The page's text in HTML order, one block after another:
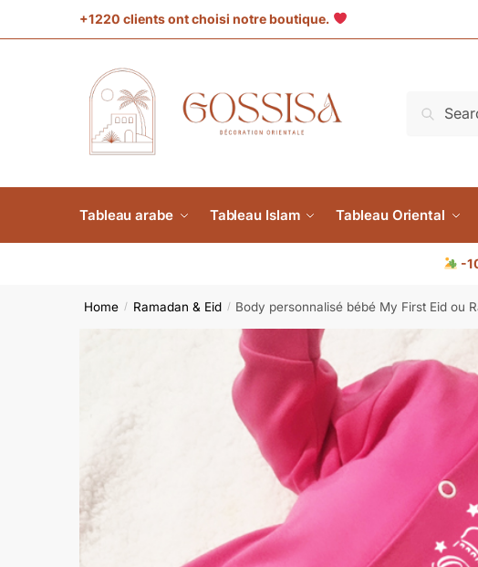
+1220 clients ont choisi notre boutique.
Search
Tableau arabe Tableau Islam Tableau Oriental
-
Home / Ramadan & Eid / Body personnalisé bébé My First Eid ou